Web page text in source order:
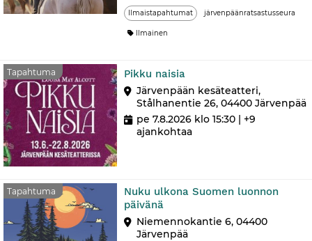
Ilmaistapahtumat järvenpäänratsastusseura
Ilmainen
Tapahtuma Pikku naisia
Järvenpään kesäteatteri,
Stålhanentie 26, 04400 Järvenpää
pe 7.8.2026 klo 15:30 | +9
ajankohtaa
Tapahtuma
Nuku ulkona Suomen luonnon
päivänä
Niemennokantie 6, 04400
Järvenpää